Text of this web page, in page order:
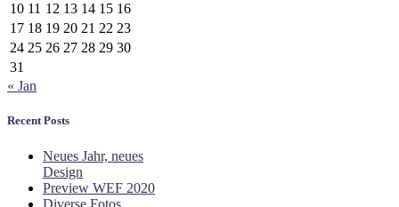
10 11 12 13 14 15 16
17 18 19 20 21 22 23
24 25 26 27 28 29 30
31
« Jan
Recent Posts
Neues Jahr, neues
Design
Preview WEF 2020
Diverse Fotos